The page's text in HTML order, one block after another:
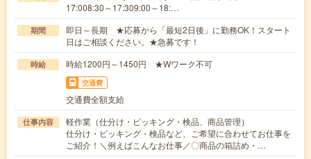
17:008:30～17:309:00～18:…
期間
即日～長期 ★応募から「最短2日後」に勤務OK！スタート
日はご相談ください。★急募です！
時給 時給1200円～1450円 ★Wワーク不可
交通費
交通費全額支給
仕事内容
軽作業（仕分け・ピッキング・検品、商品管理）
仕分け・ピッキング・検品など、ご希望に合わせてお仕事を
ご紹介！＼例えばこんなお仕事／〇商品の箱詰め・…